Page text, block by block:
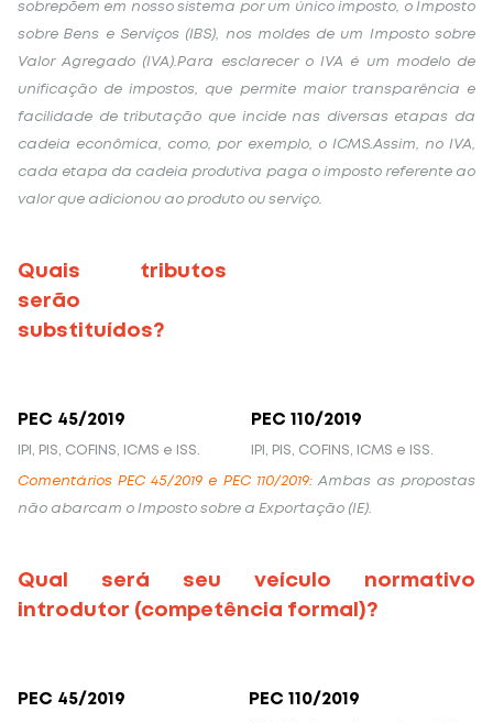
sobrepõem em nosso sistema por um único imposto, o Imposto
sobre Bens e Serviços (IBS), nos moldes de um Imposto sobre
Valor Agregado (IVA).Para esclarecer o IVA é um modelo de
unificação de impostos, que permite maior transparência e
facilidade de tributação que incide nas diversas etapas da
cadeia econômica, como, por exemplo, o ICMS. Assim, no IVA,
cada etapa da cadeia produtiva paga o imposto referente ao
valor que adicionou ao produto ou serviço.
Quais tributos
serão
substituídos?
PEC 45/2019 PEC 110/2019
IPI, PIS, COFINS, ICMS e ISS. IPI, PIS, COFINS, ICMS e ISS.
Comentários PEC 45/2019 e PEC 110/2019: Ambas as propostas
não abarcam o Imposto sobre a Exportação (IE).
Qual será seu veículo normativo
introdutor (competência formal)?
PEC 45/2019 PEC 110/2019